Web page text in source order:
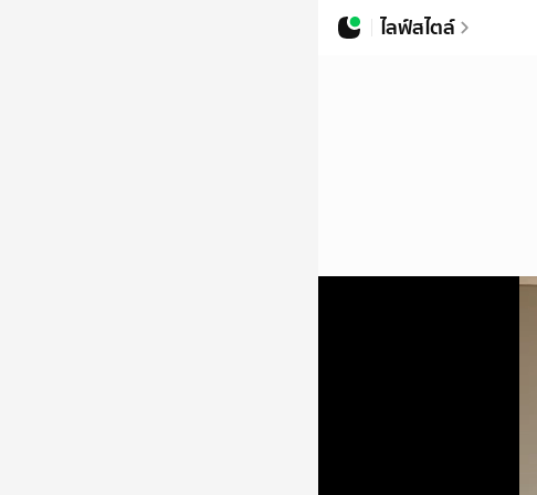
ไลฟ์สไตล์